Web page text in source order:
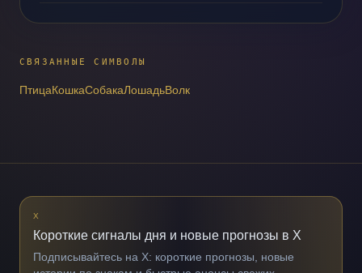
СВЯЗАННЫЕ СИМВОЛЫ
ПтицаКошкаСобакаЛошадьВолк
X
Короткие сигналы дня и новые прогнозы в X
Подписывайтесь на X: короткие прогнозы, новые